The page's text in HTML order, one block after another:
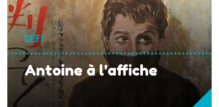
DÉFI
Antoine à l'affiche